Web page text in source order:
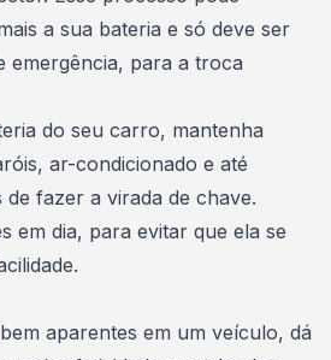
a sua bateria e só deve ser
emergência, para a troca
do seu carro, mantenha
ar-condicionado e até
de fazer a virada de chave.
em dia, para evitar que ela se
aparentes em um veículo, dá